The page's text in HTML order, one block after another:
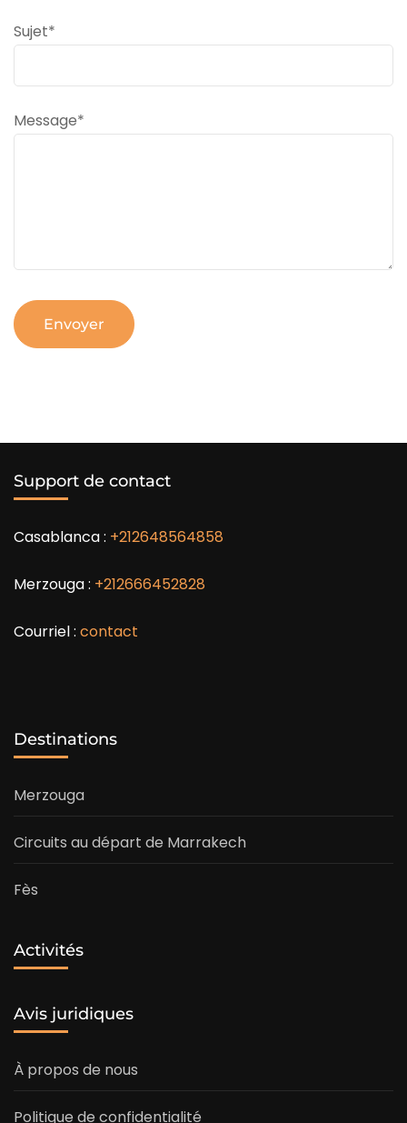
Sujet*
Message*
Support de contact
Casablanca : +212648564858
Merzouga : +212666452828
Courriel : contact
Destinations
Merzouga
Circuits au départ de Marrakech
Fès
Activités
Avis juridiques
À propos de nous
Politique de confidentialité